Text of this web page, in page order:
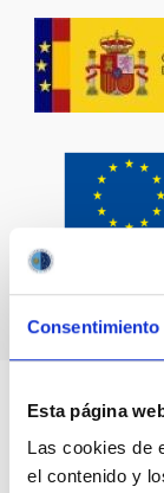
Consentimiento
Esta página
Las cookies de
el contenido y